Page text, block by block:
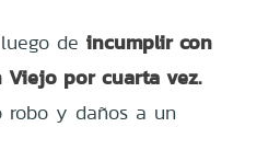
de incumplir con
por cuarta vez.
robo y daños a un